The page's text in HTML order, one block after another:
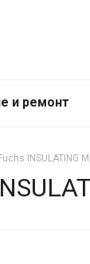
и ремонт
INSULATING